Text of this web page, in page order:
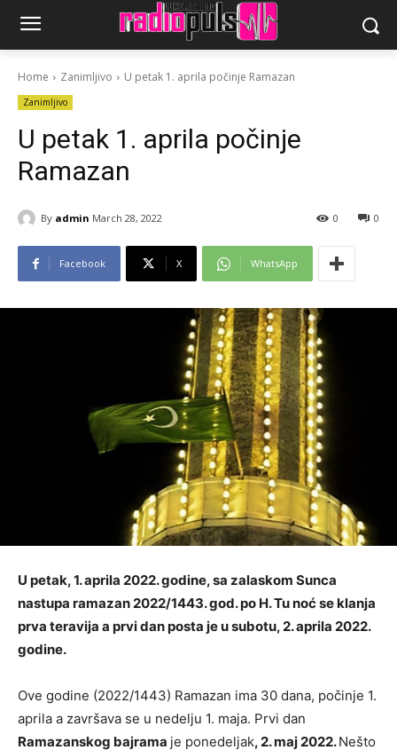
Home Zanimljivo U petak 1. aprila počinje Ramazan
Zanimljivo
U petak 1. aprila počinje
Ramazan
By admin March 28, 2022 0
0
Facebook X WhatsApp
U petak, 1. aprila 2022. godine, sa zalaskom Sunca
nastupa ramazan 2022/1443. god. po H. Tu noć se klanja
prva teravija a prvi dan posta je u subotu, 2. aprila 2022.
godine.
Ove godine (2022/1443) Ramazan ima 30 dana, počinje 1.
aprila a završava se u nedelju 1. maja. Prvi dan
Ramazanskog bajrama je ponedeljak, 2. maj 2022.Nešto